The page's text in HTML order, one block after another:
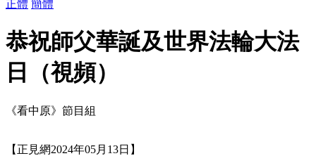
正體 簡體
恭祝師父華誕及世界法輪大法
日（視頻）
《看中原》節目組
【正見網2024年05月13日】